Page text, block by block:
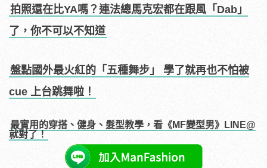
拍照還在比YA嗎？連法總馬克宏都在跟風「Dab」
了，你不可以不知道
盤點國外最火紅的「五種舞步」 學了就再也不怕被
cue 上台跳舞啦！
最實用的穿搭、健身、髮型教學，看《MF變型男》LINE@
就對了！